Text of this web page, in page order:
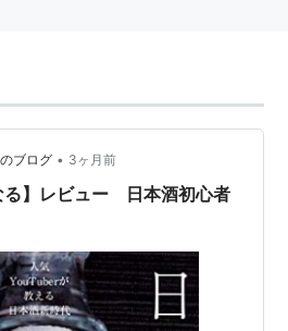
ブログ • 3ヶ月前
る】レビュー 日本酒初心者